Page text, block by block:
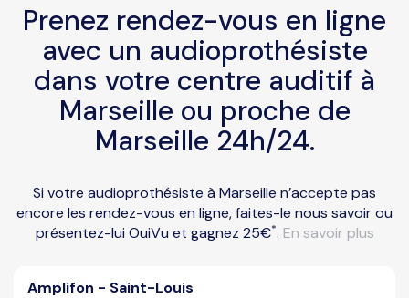
Prenez rendez-vous en ligne
avec un audioprothésiste
dans votre centre auditif à
Marseille ou proche de
Marseille 24h/24.
Si votre audioprothésiste à Marseille n’accepte pas
encore les rendez-vous en ligne, faites-le nous savoir ou
présentez-lui OuiVu et gagnez 25€*. En savoir plus
Amplifon - Saint-Louis